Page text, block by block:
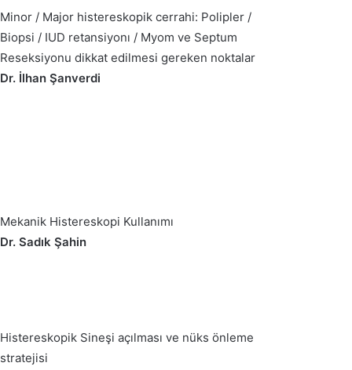
Minor / Major histereskopik cerrahi: Polipler /
Biopsi / IUD retansiyonı / Myom ve Septum
Reseksiyonu dikkat edilmesi gereken noktalar
Dr. İlhan Şanverdi
Mekanik Histereskopi Kullanımı
Dr. Sadık Şahin
Histereskopik Sineşi açılması ve nüks önleme
stratejisi